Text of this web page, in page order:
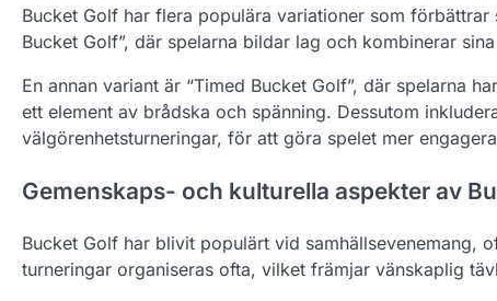
Bucket Golf har flera populära variationer som
Bucket Golf”, där spelarna bildar lag och kombinerar
En annan variant är “Timed Bucket Golf”, där spelarna
ett element av brådska och spänning. Dessutom
välgörenhetsturneringar, för att göra spelet mer
Gemenskaps- och kulturella aspekter av
Bucket Golf har blivit populärt vid samhällsevenemang,
turneringar organiseras ofta, vilket främjar vänskaplig